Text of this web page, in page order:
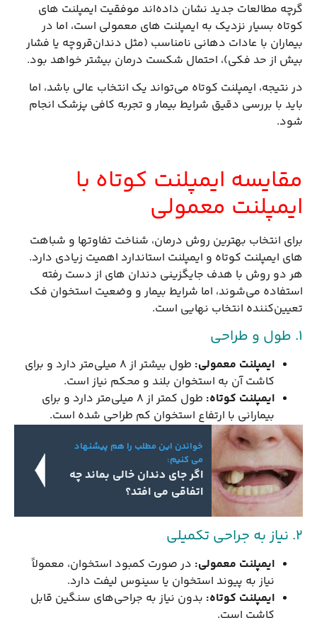
گرچه مطالعات جدید نشان داده‌اند موفقیت ایمپلنت های
کوتاه بسیار نزدیک به ایمپلنت های معمولی است، اما در
بیماران با عادات دهانی نامناسب (مثل دندان‌قروچه یا فشار
بیش از حد فکی)، احتمال شکست درمان بیشتر خواهد بود.
در نتیجه، ایمپلنت کوتاه می‌تواند یک انتخاب عالی باشد، اما
باید با بررسی دقیق شرایط بیمار و تجربه کافی پزشک انجام
شود.
مقایسه ایمپلنت کوتاه با
ایمپلنت معمولی
برای انتخاب بهترین روش درمان، شناخت تفاوتها و شباهت
های ایمپلنت کوتاه و ایمپلنت استاندارد اهمیت زیادی دارد.
هر دو روش با هدف جایگزینی دندان های از دست رفته
استفاده می‌شوند، اما شرایط بیمار و وضعیت استخوان فک
تعیین‌کننده انتخاب نهایی است.
۱. طول و طراحی
ایمپلنت معمولی:
طول بیشتر از ۸ میلی‌متر دارد و برای
کاشت آن به استخوان بلند و محکم نیاز است.
ایمپلنت کوتاه:
طول کمتر از ۸ میلی‌متر دارد و برای
بیمارانی با ارتفاع استخوان کم طراحی شده است.
خواندن این مطلب را هم پیشنهاد
می کنیم:
اگر جای دندان خالی بماند چه
اتفاقی می افتد؟
۲. نیاز به جراحی تکمیلی
ایمپلنت معمولی: در صورت کمبود استخوان، معمولاً
نیاز به پیوند استخوان یا سینوس لیفت دارد.
ایمپلنت کوتاه: بدون نیاز به جراحی‌های سنگین قابل
کاشت است.